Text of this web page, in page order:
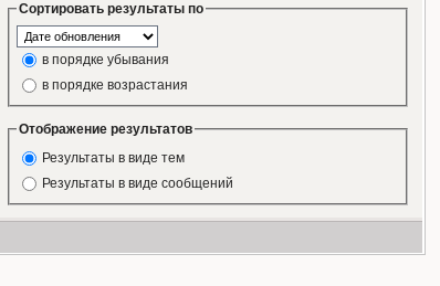
Сортировать результаты по
в порядке убывания
в порядке возрастания
Отображение результатов
Результаты в виде тем
Результаты в виде сообщений